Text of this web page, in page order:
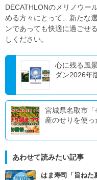
DECATHLONのメリノウー
める方々にとって、新たな
ンであっても快適に過ごせ
しください。
心に残る風
ダン2026年
宮城県名取市
産のせりを使
あわせて読みたい記事
はま寿司「旨ねた